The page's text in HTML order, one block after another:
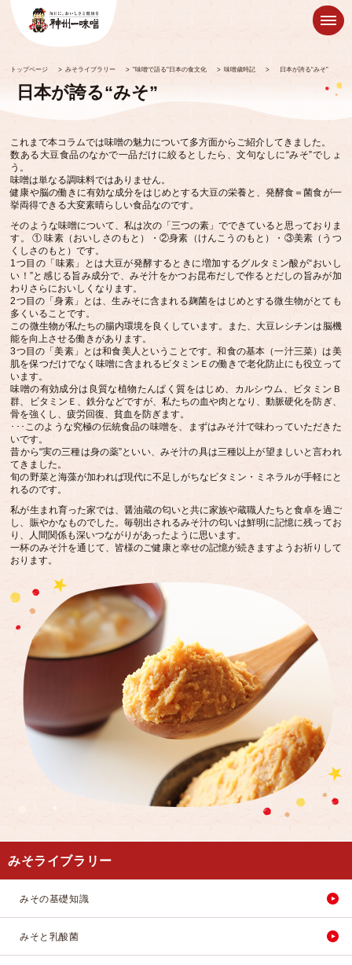
トップページ > みそライブラリー >"味噌で語る"日本の食文化 > 味噌歳時記 > 日本が誇る“みそ”
日本が誇る“みそ”
これまで本コラムでは味噌の魅力について多方面からご紹介してきました。
数ある大豆食品のなかで一品だけに絞るとしたら、文句なしに“みそ”でしょ
う。
味噌は単なる調味料ではありません。
健康や脳の働きに有効な成分をはじめとする大豆の栄養と、発酵食＝菌食が一
挙両得できる大変素晴らしい食品なのです。
そのような味噌について、私は次の「三つの素」でできていると思っておりま
す。 ① 味素（おいしさのもと）・②身素（けんこうのもと）・③美素（うつ
くしさのもと）です。
1つ目の「味素」とは大豆が発酵するときに増加するグルタミン酸が“おいし
い！”と感じる旨み成分で、みそ汁をかつお昆布だしで作るとだしの旨みが加
わりさらにおいしくなります。
2つ目の「身素」とは、生みそに含まれる麹菌をはじめとする微生物がとても
多くいることです。
この微生物が私たちの腸内環境を良くしています。また、大豆レシチンは脳機
能を向上させる働きがあります。
3つ目の「美素」とは和食美人ということです。和食の基本（一汁三菜）は美
肌を保つだけでなく味噌に含まれるビタミンＥの働きで老化防止にも役立って
います。
味噌の有効成分は良質な植物たんぱく質をはじめ、カルシウム、ビタミンＢ
群、ビタミンＥ、鉄分などですが、私たちの血や肉となり、動脈硬化を防ぎ、
骨を強くし、疲労回復、貧血を防ぎます。
･･･このような究極の伝統食品の味噌を、まずはみそ汁で味わっていただきた
いです。
昔から“実の三種は身の薬”といい、みそ汁の具は三種以上が望ましいと言われ
てきました。
旬の野菜と海藻が加われば現代に不足しがちなビタミン・ミネラルが手軽にと
れるのです。
私が生まれ育った家では、醤油蔵の匂いと共に家族や蔵職人たちと食卓を過ご
し、賑やかなものでした。毎朝出されるみそ汁の匂いは鮮明に記憶に残ってお
り、人間関係も深いつながりがあったように思います。
一杯のみそ汁を通じて、皆様のご健康と幸せの記憶が続きますようお祈りして
おります。
みそライブラリー
みその基礎知識
みそと乳酸菌